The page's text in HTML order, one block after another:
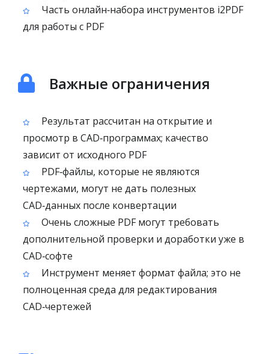
Часть онлайн‑набора инструментов i2PDF
для работы с PDF
Важные ограничения
Результат рассчитан на открытие и
просмотр в CAD‑программах; качество
зависит от исходного PDF
PDF‑файлы, которые не являются
чертежами, могут не дать полезных
CAD‑данных после конвертации
Очень сложные PDF могут требовать
дополнительной проверки и доработки уже в
CAD‑софте
Инструмент меняет формат файла; это не
полноценная среда для редактирования
CAD‑чертежей